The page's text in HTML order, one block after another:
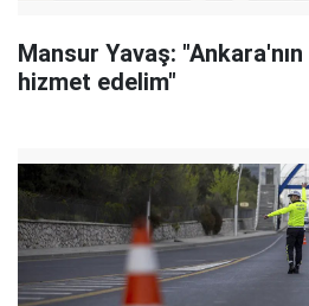
Mansur Yavaş:
hizmet edelim"